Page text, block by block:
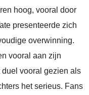
hoog, vooral door
presenteerde zich
overwinning.
vooral aan zijn
vooral gezien als
het serieus. Fans